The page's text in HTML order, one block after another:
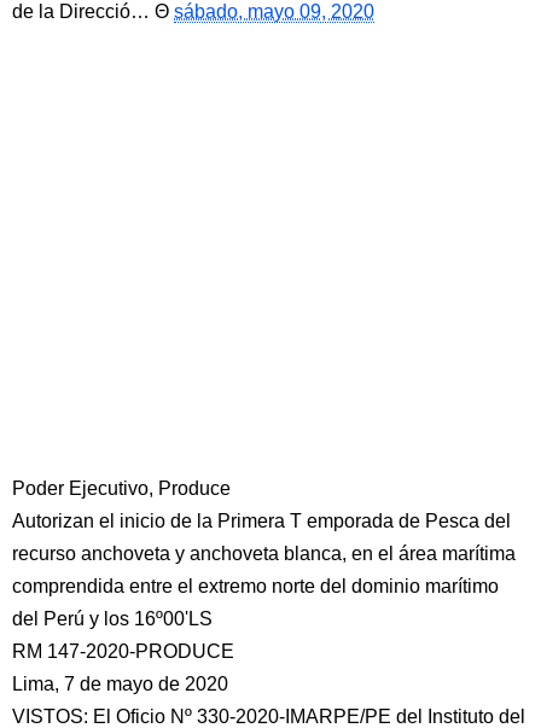
de la Direcció…
sábado, mayo 09, 2020
Poder Ejecutivo, Produce
Autorizan el inicio de la Primera T emporada de Pesca del
recurso anchoveta y anchoveta blanca, en el área marítima
comprendida entre el extremo norte del dominio marítimo
del Perú y los 16º00'LS
RM 147-2020-PRODUCE
Lima, 7 de mayo de 2020
VISTOS: El Oficio Nº 330-2020-IMARPE/PE del Instituto del